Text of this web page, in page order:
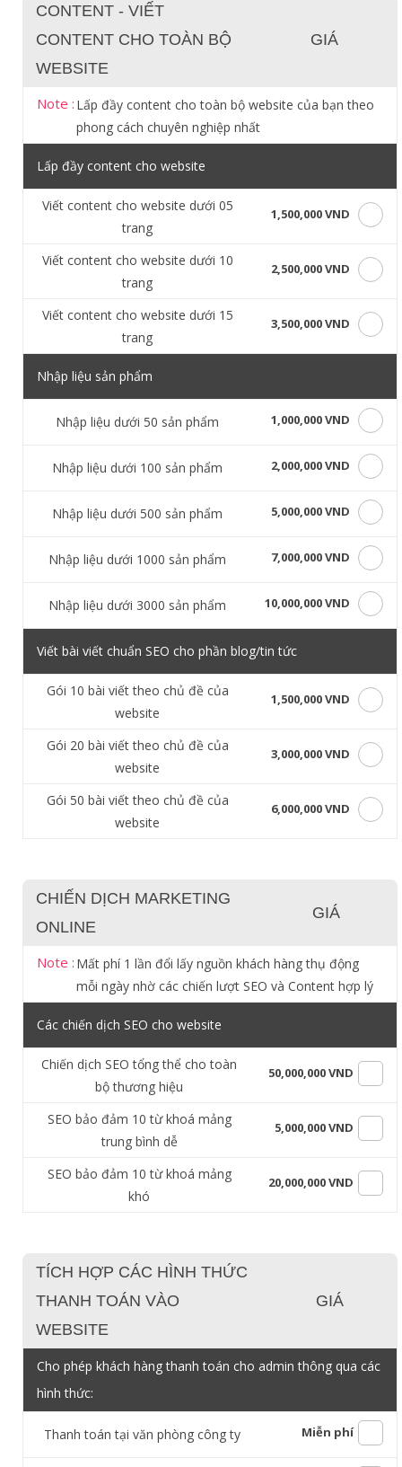
CONTENT - VIẾT
CONTENT CHO TOÀN BỘ
WEBSITE
GIÁ
Note : Lấp đầy content cho toàn bộ website của bạn theo
phong cách chuyên nghiệp nhất
Lấp đầy content cho website
Viết content cho website dưới 05
trang
1,500,000 VND
Viết content cho website dưới 10
trang
2,500,000 VND
Viết content cho website dưới 15
trang
3,500,000 VND
Nhập liệu sản phẩm
Nhập liệu dưới 50 sản phẩm 1,000,000 VND
Nhập liệu dưới 100 sản phẩm 2,000,000 VND
Nhập liệu dưới 500 sản phẩm 5,000,000 VND
Nhập liệu dưới 1000 sản phẩm 7,000,000 VND
Nhập liệu dưới 3000 sản phẩm 10,000,000 VND
Viết bài viết chuẩn SEO cho phần blog/tin tức
Gói 10 bài viết theo chủ đề của
website
1,500,000 VND
Gói 20 bài viết theo chủ đề của
website
3,000,000 VND
Gói 50 bài viết theo chủ đề của
website
6,000,000 VND
CHIẾN DỊCH MARKETING
ONLINE
GIÁ
Note : Mất phí 1 lần đổi lấy nguồn khách hàng thụ động
mỗi ngày nhờ các chiến lượt SEO và Content hợp lý
Các chiến dịch SEO cho website
Chiến dịch SEO tổng thể cho toàn
bộ thương hiệu
50,000,000 VND
SEO bảo đảm 10 từ khoá mảng
trung bình dễ
5,000,000 VND
SEO bảo đảm 10 từ khoá mảng
khó
20,000,000 VND
TÍCH HỢP CÁC HÌNH THỨC
THANH TOÁN VÀO
WEBSITE
GIÁ
Cho phép khách hàng thanh toán cho admin thông qua các
hình thức:
Thanh toán tại văn phòng công ty Miễn phí